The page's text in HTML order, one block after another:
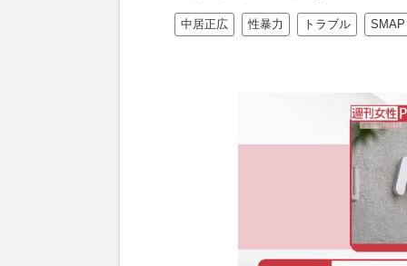
中居正広 性暴力 トラブル SMAP